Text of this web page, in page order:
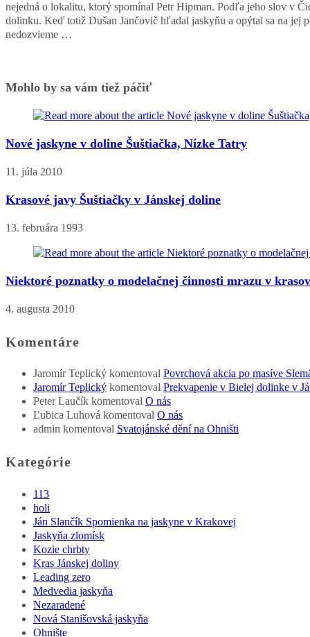
nejedná o lokalitu, ktorý spomínal Petr Hipman. Podľa jeho slov v
dolinku. Keď totiž Dušan Jančovič hľadal jaskyňu a opýtal sa na jej
nedozvieme …
Mohlo by sa vám tiež páčiť
Nové jaskyne v doline Šuštiačka, Nízke Tatry
11. júla 2010
Krasové javy Šuštiačky v Jánskej doline
13. februára 1993
Niektoré poznatky o modelačnej činnosti mrazu v
4. augusta 2010
Komentáre
Jaromír Teplický komentoval Povrchová akcia po masíve
Jaromír Teplický komentoval Prekvapenie v Bielej dolinke v
Peter Laučík komentoval O nás
Ľubica Luhová komentoval O nás
admin komentoval Svatojánské dění na Ohništi
Kategórie
113
holi
Ján Slančík Spomienka na jaskyne v Krakovej
Jaskyňa zlomísk
Kozie chrbty
Kras Jánskej doliny
Leading zero
Medvedia jaskyňa
Nezaradené
Nová Stanišovská jaskyňa
Ohnište